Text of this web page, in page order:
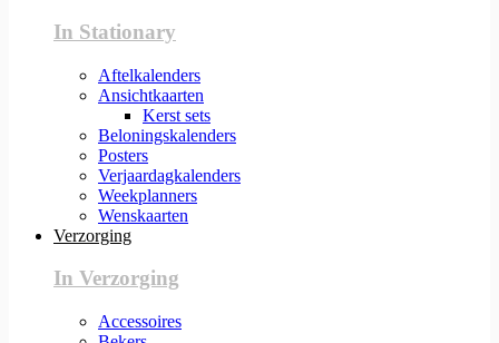
In Stationary
Aftelkalenders
Ansichtkaarten
Kerst sets
Beloningskalenders
Posters
Verjaardagkalenders
Weekplanners
Wenskaarten
Verzorging
In Verzorging
Accessoires